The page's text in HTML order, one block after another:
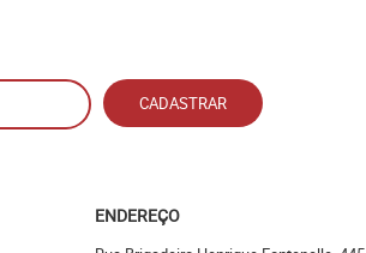
CADASTRAR
ENDEREÇO